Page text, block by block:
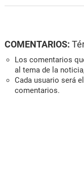
COMENTARIOS:
Los comentarios
al tema de la
Cada usuario será
comentarios.